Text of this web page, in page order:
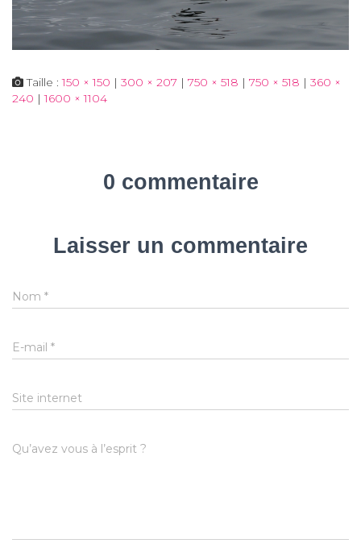
Taille :150 × 150 | 300 × 207 | 750 × 518 | 750 × 518 | 360 ×
240 | 1600 × 1104
0 commentaire
Laisser un commentaire
Nom *
E-mail *
Site internet
Qu’avez vous à l’esprit ?